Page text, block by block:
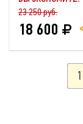
23 250 руб.
18 600
1